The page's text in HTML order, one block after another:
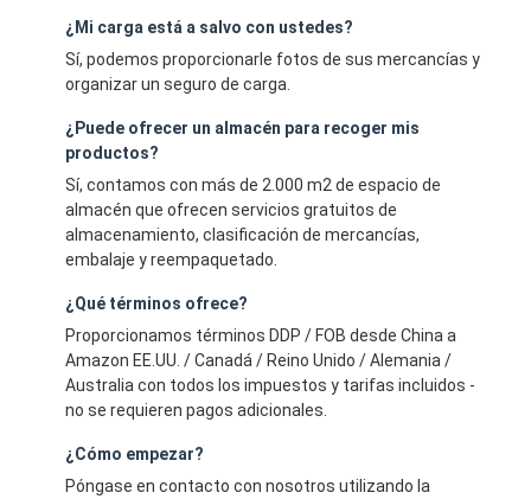
¿Mi carga está a salvo con ustedes?
Sí, podemos proporcionarle fotos de sus mercancías y
organizar un seguro de carga.
¿Puede ofrecer un almacén para recoger mis
productos?
Sí, contamos con más de 2.000 m2 de espacio de
almacén que ofrecen servicios gratuitos de
almacenamiento, clasificación de mercancías,
embalaje y reempaquetado.
¿Qué términos ofrece?
Proporcionamos términos DDP / FOB desde China a
Amazon EE.UU. / Canadá / Reino Unido / Alemania /
Australia con todos los impuestos y tarifas incluidos -
no se requieren pagos adicionales.
¿Cómo empezar?
Póngase en contacto con nosotros utilizando la